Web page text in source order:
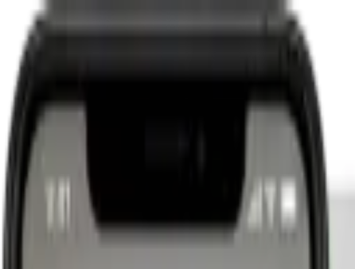
LeaderSummariesIniciar sesión
Mensual
Lector
Tu biblioteca de conocimiento empresarial
7.5
/mes
90€ facturado anualmente